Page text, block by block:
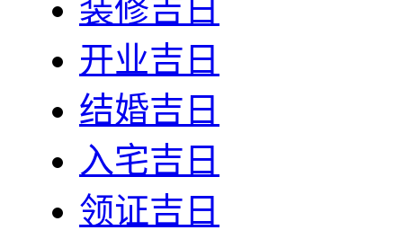
装修吉日
开业吉日
结婚吉日
入宅吉日
领证吉日